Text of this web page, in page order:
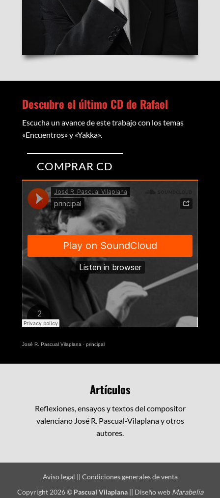
Descubre el último CD de Rafael
Escucha un avance de este trabajo con los temas
«Encuentros» y «Yakka».
COMPRAR CD
José R. Pascual Vilaplana ·principal
Artículos
Reflexiones, ensayos y textos del compositor
valenciano José R. Pascual-Vilaplana y otros
autores.
Aviso legal || Condiciones generales de venta
Copyright 2026 © Pascual Vilaplana|| Diseño web Marabelia